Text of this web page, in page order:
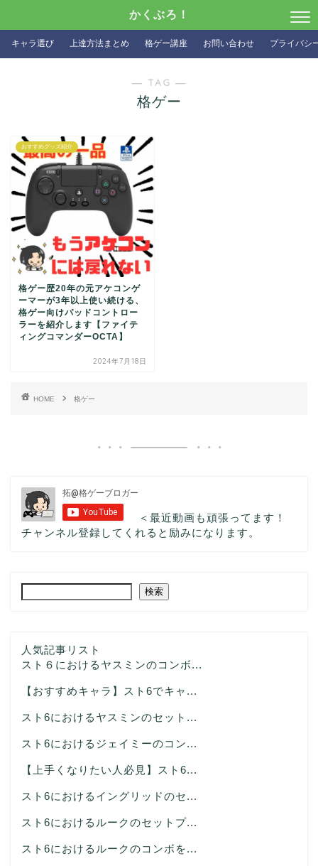
かくぶろ！
キャラ選び 上達方法まとめ 格ゲー講座 お問い合わせ プライバシ
― TAG ―
格ゲー
おすすめグッズ紹介
格ゲー歴20年の元アケコンゲ
ーマーが3年以上使い続ける、
格ゲー向けパッドコントロー
ラーを紹介します【ファイテ
ィングコマンダーOCTA】
2024年7月18日
HOME 格ゲー
＜最近動画も頑張ってます！
チャンネル登録してくれると励みになります。
検索
人気記事リスト
スト６におけるヤスミンのコンボ...
【おすすめキャラ】スト6でキャ...
スト6におけるヤスミンのセット...
スト6におけるジェイミーのコン...
【上手くなりたい人必見】スト6...
スト6におけるイングリッドのセ...
スト6におけるルークのセットプ...
スト6におけるルークのコンボを...